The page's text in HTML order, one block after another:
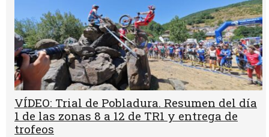
VÍDEO: Trial de Pobladura. Resumen del día
1 de las zonas 8 a 12 de TR1 y entrega de
trofeos